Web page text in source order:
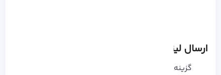
ارسال لینک از طریق ایمیل
گزینه‌ی